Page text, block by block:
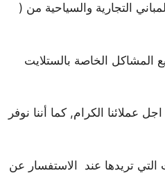
التجارية والسياحية من (
المشاكل الخاصة بالستلايت
الكرام, كما أننا نوفر
التي تريدها عند الاستفسار عن